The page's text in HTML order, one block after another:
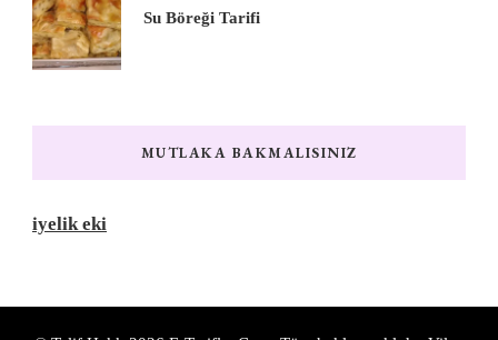
Su Böreği Tarifi
MUTLAKA BAKMALISINIZ
iyelik eki